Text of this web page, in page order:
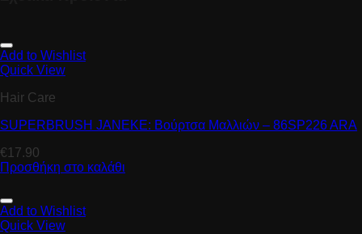
Add to Wishlist
Quick View
Hair Care
SUPERBRUSH JANEKE: Βούρτσα Μαλλιών – 86SP226 ARA
€17.90
Προσθήκη στο καλάθι
Add to Wishlist
Quick View